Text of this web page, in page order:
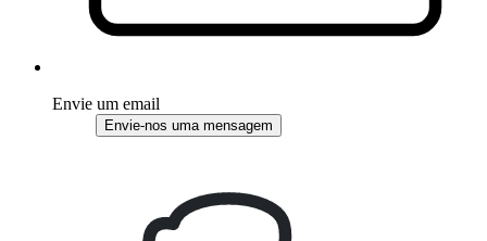
Envie um email
Envie-nos uma mensagem